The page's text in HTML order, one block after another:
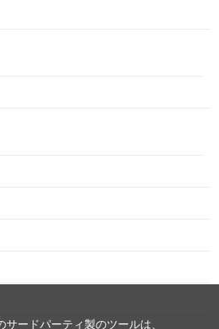
ードパーティ製のツールは、